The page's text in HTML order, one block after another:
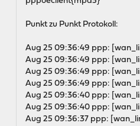
Punkt zu Punkt Protokoll:
Aug 25 09:36:49 ppp:
Aug 25 09:36:49 ppp:
Aug 25 09:36:49 ppp:
Aug 25 09:36:49 ppp:
Aug 25 09:36:40 ppp:
Aug 25 09:36:40 ppp:
Aug 25 09:36:37 ppp: